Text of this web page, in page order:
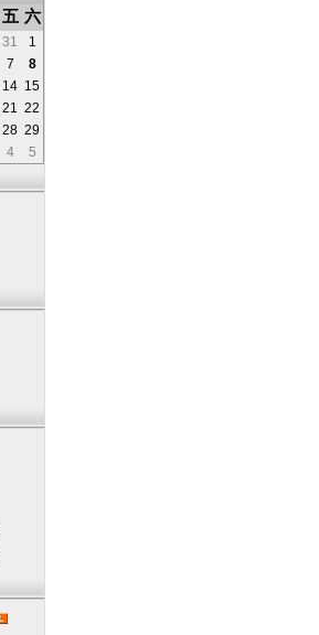
五 六
31
1
7
8
14 15
21 22
28 29
4
5